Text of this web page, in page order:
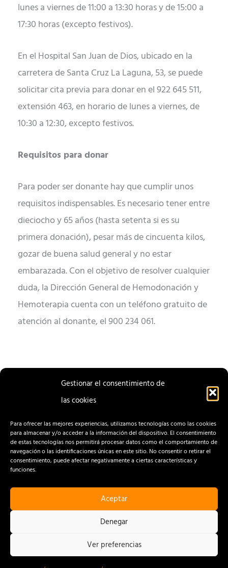
Gestionar el consentimiento de
las cookies
Para ofrecer las mejores experiencias, utilizamos tecnologías como las cookies
para almacenar y/o acceder a la información del dispositivo. El consentimiento
de estas tecnologías nos permitirá procesar datos como el comportamiento de
navegación o las identificaciones únicas en este sitio. No consentir o retirar el
consentimiento, puede afectar negativamente a ciertas características y
funciones.
Aceptar
Denegar
Ver preferencias
lunes a viernes de 11:00 a 13:30 horas y de 15:00 a
17:30 horas (excepto festivos).
En el Hospital San Juan de Dios, ubicado en la
carretera de Santa Cruz La Laguna, 53, se puede
solicitar cita previa para donar en el 922 645 511,
extensión 463, en horario de lunes a viernes, de
10:30 a 12:30, excepto festivos.
Requisitos para donar
Para poder ser donante hay que cumplir unos
requisitos indispensables. Es necesario tener entre
dieciocho y 65 años (hasta setenta si es su
primera donación), pesar más de cincuenta kilos,
gozar de buena salud general y no estar
embarazada. Con el objetivo de resolver cualquier
duda, la Dirección General de Hemodonación y
Hemoterapia cuenta con un teléfono gratuito de
atención al donante,el 900 234 061.
ENTRADA
CONTACTO
AVISO LEGAL
POLÍTICA DE COOKIES